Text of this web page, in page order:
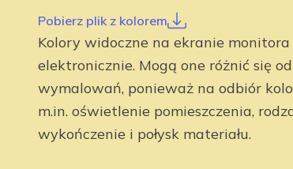
Pobierz plik z kolorem
Kolory widoczne na ekranie
elektronicznie. Mogą one różnić się
wymalowań, ponieważ na odbiór
m.in. oświetlenie pomieszczenia,
wykończenie i połysk materiału.